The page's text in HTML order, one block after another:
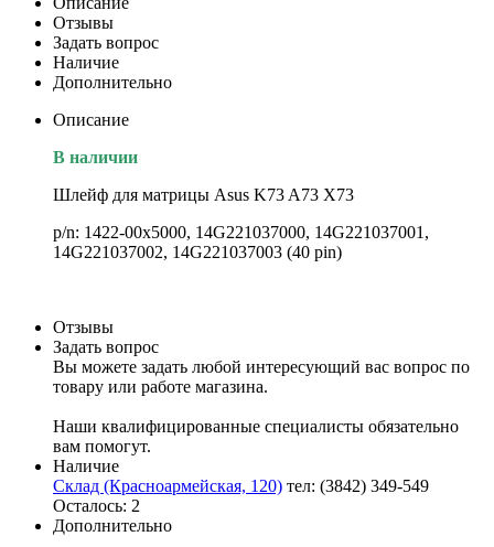
Отзывы
Задать вопрос
Наличие
Дополнительно
Описание
В наличии
Шлейф для матрицы Asus K73 A73 X73
p/n: 1422-00x5000, 14G221037000, 14G221037001,
14G221037002, 14G221037003 (40 pin)
Отзывы
Задать вопрос
Вы можете задать любой интересующий вас вопрос по
товару или работе магазина.
Наши квалифицированные специалисты обязательно
вам помогут.
Наличие
Склад (Красноармейская, 120) тел: (3842) 349-549
Осталось: 2
Дополнительно